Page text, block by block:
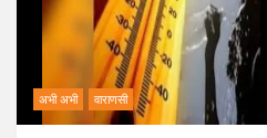
अभी अभी वाराणसी